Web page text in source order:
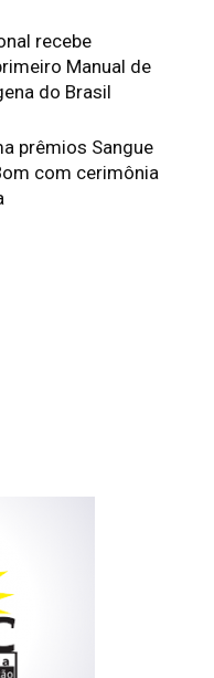
recebe
Manual de
do Brasil
prêmios Sangue
com cerimônia